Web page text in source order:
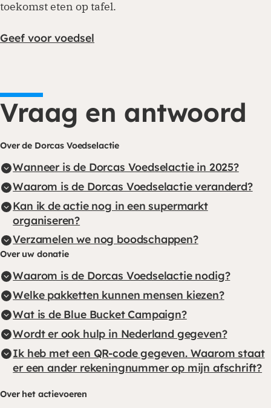
toekomst eten op tafel.
Geef voor voedsel
Vraag en antwoord
Over de Dorcas Voedselactie
Wanneer is de Dorcas Voedselactie in 2025?
Waarom is de Dorcas Voedselactie veranderd?
Kan ik de actie nog in een supermarkt
organiseren?
Verzamelen we nog boodschappen?
Over uw donatie
Waarom is de Dorcas Voedselactie nodig?
Welke pakketten kunnen mensen kiezen?
Wat is de Blue Bucket Campaign?
Wordt er ook hulp in Nederland gegeven?
Ik heb met een QR-code gegeven. Waarom staat
er een ander rekeningnummer op mijn afschrift?
Over het actievoeren